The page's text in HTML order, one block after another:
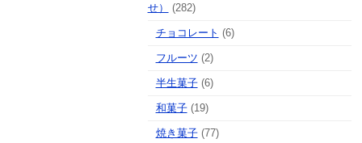
せ）
(282)
チョコレート (6)
フルーツ (2)
半生菓子(6)
和菓子(19)
焼き菓子(77)